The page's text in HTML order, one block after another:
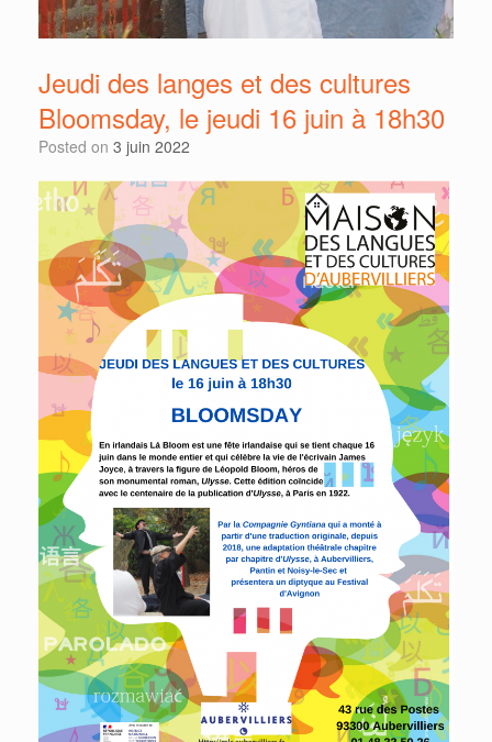
Jeudi des langes et des cultures
Bloomsday, le jeudi 16 juin à 18h30
Posted on 3 juin 2022